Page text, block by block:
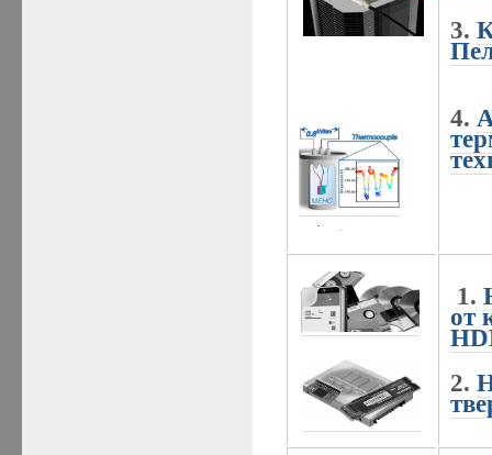
.
3.
4.
1.
от
2.